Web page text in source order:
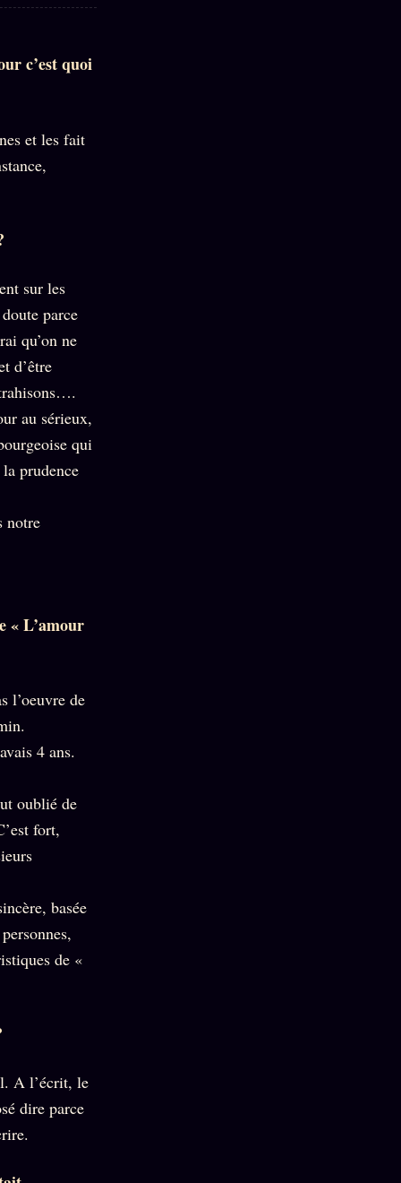
c’est quoi
et les fait
sur les
parce
qu’on ne
d’être
au sérieux,
qui
prudence
notre
« L’amour
l’oeuvre de
4 ans.
oublié de
fort,
basée
de «
A l’écrit, le
dire parce